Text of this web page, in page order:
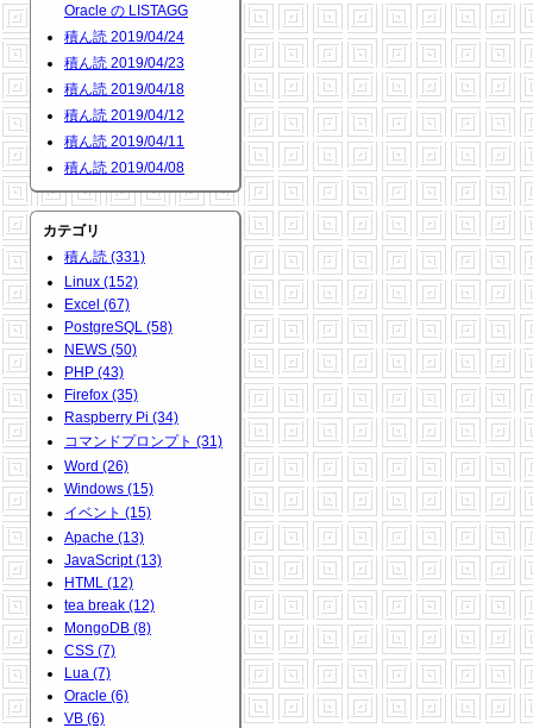
Oracle の LISTAGG
積ん読 2019/04/24
積ん読 2019/04/23
積ん読 2019/04/18
積ん読 2019/04/12
積ん読 2019/04/11
積ん読 2019/04/08
カテゴリ
積ん読 (331)
Linux (152)
Excel (67)
PostgreSQL (58)
NEWS (50)
PHP (43)
Firefox (35)
Raspberry Pi (34)
コマンドプロンプト (31)
Word (26)
Windows (15)
イベント (15)
Apache (13)
JavaScript (13)
HTML (12)
tea break (12)
MongoDB (8)
CSS (7)
Lua (7)
Oracle (6)
VB (6)